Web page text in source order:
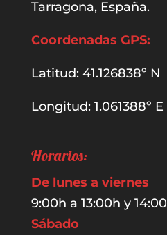
Tarragona, España.
Coordenadas GPS:
Latitud: 41.126838º N
Longitud: 1.061388º E
Horarios:
De lunes a viernes
9:00h a 13:00h y
Sábado